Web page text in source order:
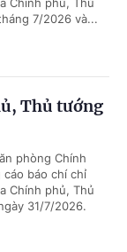
7/2026 và...
Thủ tướng
phòng Chính
cáo báo chí chỉ
Chính phủ, Thủ
31/7/2026.